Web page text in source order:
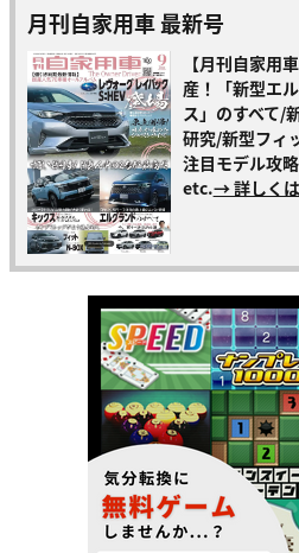
月刊自家用車 最新号
【月刊自家用
産！「新型エ
ス」のすべて/
研究/新型フィ
注目モデル攻
etc.→ 詳しく